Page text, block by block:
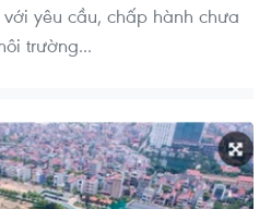
yêu cầu, chấp hành chưa
trường...